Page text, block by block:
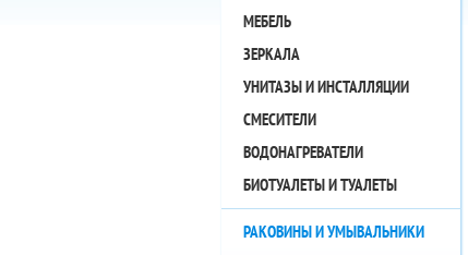
МЕБЕЛЬ
ЗЕРКАЛА
УНИТАЗЫ И ИНСТАЛЛЯЦИИ
СМЕСИТЕЛИ
ВОДОНАГРЕВАТЕЛИ
БИОТУАЛЕТЫ И ТУАЛЕТЫ
РАКОВИНЫ И УМЫВАЛЬНИКИ